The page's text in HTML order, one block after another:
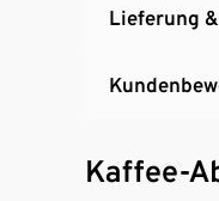
Lieferung
Kaffee-